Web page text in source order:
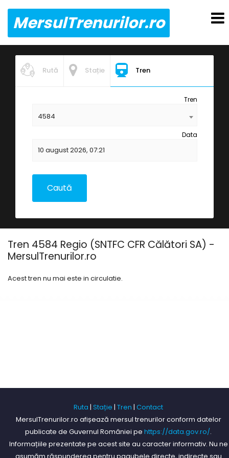
MersulTrenurilor.ro
Rută Stație Tren
Tren
4584
Data
Tren 4584 Regio (SNTFC CFR Călători SA) -
MersulTrenurilor.ro
Acest tren nu mai este in circulatie.
Ruta | Stație | Tren | Contact
MersulTrenurilor.ro afișează mersul trenurilor conform datelor
publicate de Guvernul României pe https://data.gov.ro/.
Informațiile prezentate pe acest site au caracter informativ. Nu ne